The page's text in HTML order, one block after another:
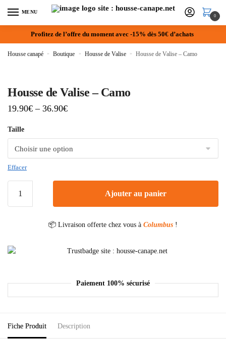
MENU
0
Profitez de l’offre du moment avec -15% dès 50€ d’achats
Housse canapé » Boutique » Housse de Valise » Housse de Valise – Camo
Housse de Valise – Camo
19.90€ – 36.90€
Taille
Effacer
Ajouter au panier
📦 Livraison offerte chez vous à Columbus !
Paiement 100% sécurisé
Fiche Produit Description